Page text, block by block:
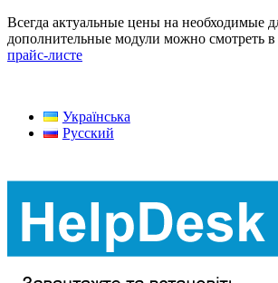
Всегда актуальные цены на необходимые
дополнительные модули можно смотреть
прайс-листе
Українська
Русский